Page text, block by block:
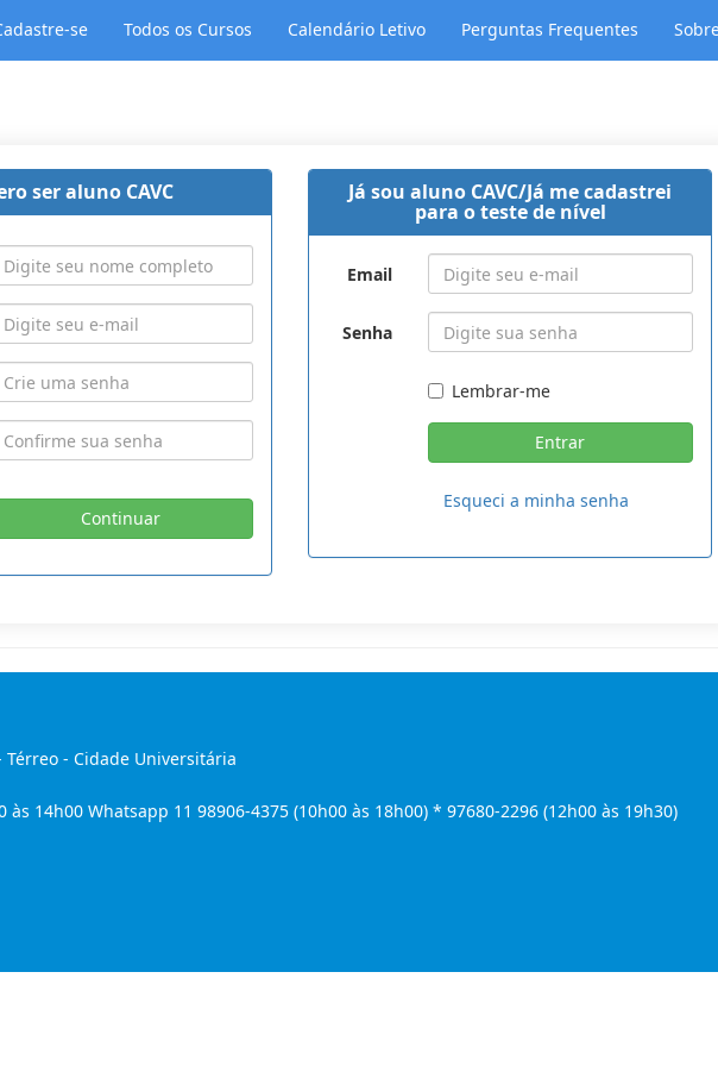
se Todos os Cursos Calendário Letivo Perguntas Frequentes
ser aluno CAVC Já sou aluno CAVC/Já me cadastrei
para o teste de nível
Email
Senha
Lembrar-me
Esqueci a minha senha
Térreo - Cidade Universitária
14h00 Whatsapp 11 98906-4375 (10h00 às 18h00) * 97680-2296 (12h00 às 19h30)